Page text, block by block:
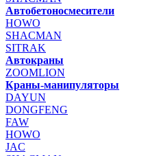
Автобетоносмесители
HOWO
SHACMAN
SITRAK
Автокраны
ZOOMLION
Краны-манипуляторы
DAYUN
DONGFENG
FAW
HOWO
JAC